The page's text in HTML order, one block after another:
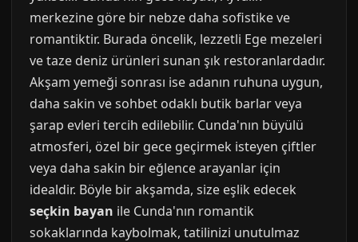
merkezine göre bir nebze daha sofistike ve
romantiktir. Burada öncelik, lezzetli Ege mezeleri
ve taze deniz ürünleri sunan şık restoranlardadır.
Akşam yemeği sonrası ise adanın ruhuna uygun,
daha sakin ve sohbet odaklı butik barlar veya
şarap evleri tercih edilebilir. Cunda'nın büyülü
atmosferi, özel bir gece geçirmek isteyen çiftler
veya daha sakin bir eğlence arayanlar için
idealdir. Böyle bir akşamda, size eşlik edecek
seçkin bayan ile Cunda'nın romantik
sokaklarında kaybolmak, tatilinizi unutulmaz